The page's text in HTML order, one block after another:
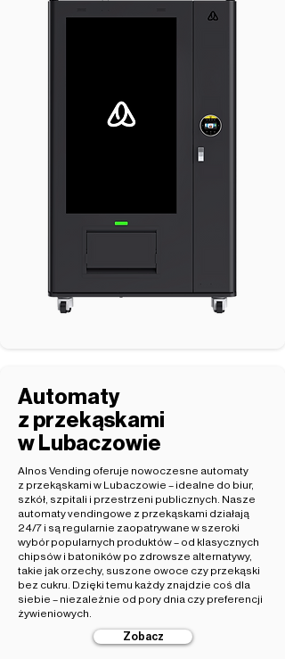
Automaty
z przekąskami
w Lubaczowie
Alnos Vending oferuje nowoczesne automaty
z przekąskami w Lubaczowie – idealne do biur,
szkół, szpitali i przestrzeni publicznych. Nasze
automaty vendingowe z przekąskami działają
24/7 i są regularnie zaopatrywane w szeroki
wybór popularnych produktów – od klasycznych
chipsów i batoników po zdrowsze alternatywy,
takie jak orzechy, suszone owoce czy przekąski
bez cukru. Dzięki temu każdy znajdzie coś dla
siebie – niezależnie od pory dnia czy preferencji
żywieniowych.
Zobacz